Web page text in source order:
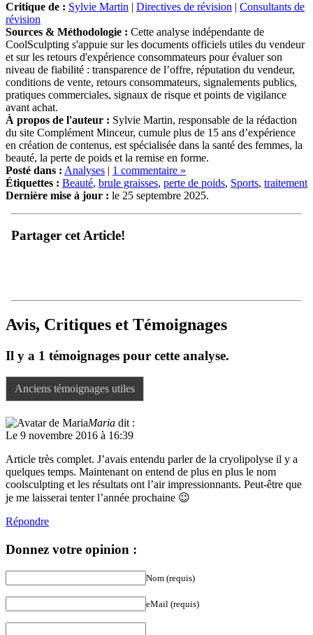
Critique de : Sylvie Martin | Directives de révision | Consultants de
révision
Sources & Méthodologie : Cette analyse indépendante de
CoolSculpting s'appuie sur les documents officiels utiles du vendeur
et sur les retours d'expérience consommateurs pour évaluer son
niveau de fiabilité : transparence de l’offre, réputation du vendeur,
conditions de vente, retours consommateurs, signalements publics,
pratiques commerciales, signaux de risque et points de vigilance
avant achat.
À propos de l'auteur : Sylvie Martin, responsable de la rédaction
du site Complément Minceur, cumule plus de 15 ans d’expérience
en création de contenus, est spécialisée dans la santé des femmes, la
beauté, la perte de poids et la remise en forme.
Posté dans : Analyses | 1 commentaire »
Étiquettes : Beauté, brule graisses, perte de poids, Sports, traitement
Dernière mise à jour : le 25 septembre 2025.
Partager cet Article!
Avis, Critiques et Témoignages
Il y a 1 témoignages pour cette analyse.
Anciens témoignages utiles
Maria dit :
Le 9 novembre 2016 à 16:39
Article très complet. J’avais entendu parler de la cryolipolyse il y a
quelques temps. Maintenant on entend de plus en plus le nom
coolsculpting et les résultats ont l’air impressionnants. Peut-être que
je me laisserai tenter l’année prochaine 😉
Répondre
Donnez votre opinion :
Nom (requis)
eMail (requis)